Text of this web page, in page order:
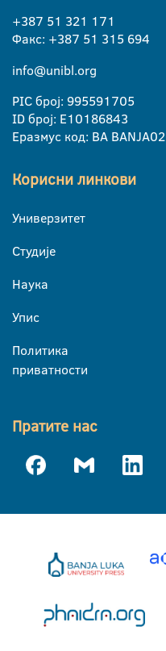
+387 51 321 171
Факс: +387 51 315 694
info@unibl.org
PIC број: 995591705
ID број: E10186843
Еразмус код: BA BANJA02
Корисни линкови
Универзитет
Студије
Наука
Упис
Политика
приватности
Пратите нас